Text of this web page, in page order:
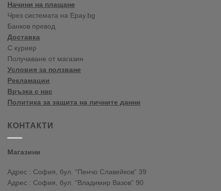
Начини на плащане
Чрез системата на Epay.bg
Банков превод
Доставка
С куриер
Получаване от магазин
Условия за ползване
Рекламации
Връзка с нас
Политика за защита на личните данни
КОНТАКТИ
Магазини
Адрес : София, бул. “Пенчо Славейков” 39
Адрес : София, бул. “Владимир Вазов” 90